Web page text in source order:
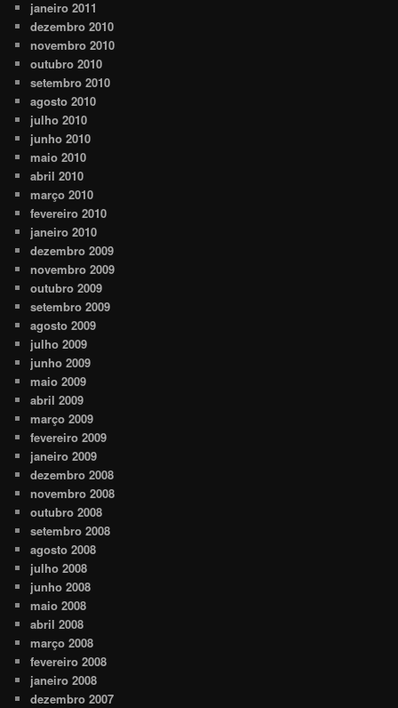
janeiro 2011
dezembro 2010
novembro 2010
outubro 2010
setembro 2010
agosto 2010
julho 2010
junho 2010
maio 2010
abril 2010
março 2010
fevereiro 2010
janeiro 2010
dezembro 2009
novembro 2009
outubro 2009
setembro 2009
agosto 2009
julho 2009
junho 2009
maio 2009
abril 2009
março 2009
fevereiro 2009
janeiro 2009
dezembro 2008
novembro 2008
outubro 2008
setembro 2008
agosto 2008
julho 2008
junho 2008
maio 2008
abril 2008
março 2008
fevereiro 2008
janeiro 2008
dezembro 2007